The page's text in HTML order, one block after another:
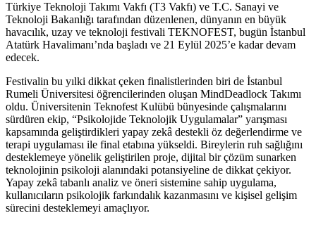
Türkiye Teknoloji Takımı Vakfı (T3 Vakfı) ve T.C. Sanayi ve
Teknoloji Bakanlığı tarafından düzenlenen, dünyanın en büyük
havacılık, uzay ve teknoloji festivali TEKNOFEST, bugün İstanbul
Atatürk Havalimanı’nda başladı ve 21 Eylül 2025’e kadar devam
edecek.
Festivalin bu yılki dikkat çeken finalistlerinden biri de İstanbul
Rumeli Üniversitesi öğrencilerinden oluşan MindDeadlock Takımı
oldu. Üniversitenin Teknofest Kulübü bünyesinde çalışmalarını
sürdüren ekip, “Psikolojide Teknolojik Uygulamalar” yarışması
kapsamında geliştirdikleri yapay zekâ destekli öz değerlendirme ve
terapi uygulaması ile final etabına yükseldi. Bireylerin ruh sağlığını
desteklemeye yönelik geliştirilen proje, dijital bir çözüm sunarken
teknolojinin psikoloji alanındaki potansiyeline de dikkat çekiyor.
Yapay zekâ tabanlı analiz ve öneri sistemine sahip uygulama,
kullanıcıların psikolojik farkındalık kazanmasını ve kişisel gelişim
sürecini desteklemeyi amaçlıyor.